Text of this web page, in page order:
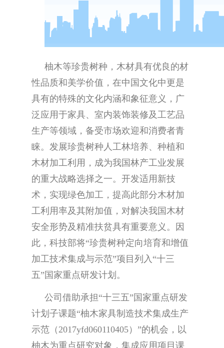
柚木等珍贵树种，木材具有优良的材
性品质和美学价值，在中国文化中更是
具有的特殊的文化内涵和象征意义，广
泛应用于家具、室内装饰装修及工艺品
生产等领域，备受市场欢迎和消费者青
睐。发展珍贵树种人工林培养、种植和
木材加工利用，成为我国林产工业发展
的重大战略选择之一。开发适用新技
术，实现绿色加工，提高此部分木材加
工利用率及其附加值，对解决我国木材
安全形势及精准扶贫具有重要意义。因
此，科技部将“珍贵树种定向培育和增值
加工技术集成与示范”项目列入“十三
五”国家重点研发计划。
公司借助承担“十三五”国家重点研发
计划子课题“柚木家具制造技术集成生产
示范（2017yfd060110405）”的机会，以
柚木为重点研究对象，集成应用项目课